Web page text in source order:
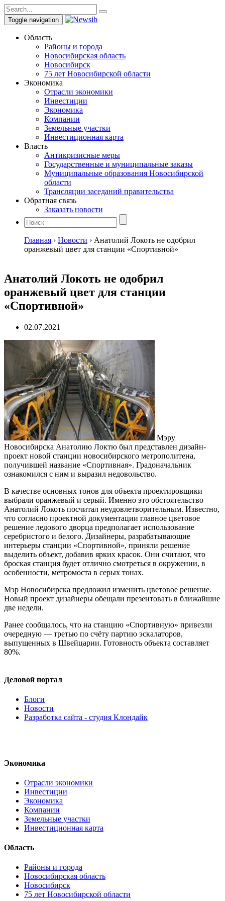
Toggle navigation
Область
Районы и города
Новосибирская область
Новосибирск
75 лет Новосибирской области
Экономика
Отрасли экономики
Инвестиции
Экономика
Компании
Земельные участки
Инвестиционная карта
Власть
Антикризисные меры
Государственные и муниципальные заказы
Муниципальные образования Новосибирской
области
Трансляции заседаний правительства
Обратная связь
Заказать новости
Главная › Новости › Анатолий Локоть не одобрил
оранжевый цвет для станции «Спортивной»
Анатолий Локоть не одобрил
оранжевый цвет для станции
«Спортивной»
02.07.2021
Мэру
Новосибирска Анатолию Локтю был представлен дизайн-
проект новой станции новосибирского метрополитена,
получившей название «Спортивная». Градоначальник
ознакомился с ним и выразил недовольство.
В качестве основных тонов для объекта проектировщики
выбрали оранжевый и серый. Именно это обстоятельство
Анатолий Локоть посчитал неудовлетворительным. Известно,
что согласно проектной документации главное цветовое
решение ледового дворца предполагает использование
серебристого и белого. Дизайнеры, разрабатывающие
интерьеры станции «Спортивной», приняли решение
выделить объект, добавив ярких красок. Они считают, что
броская станция будет отлично смотреться в окружении, в
особенности, метромоста в серых тонах.
Мэр Новосибирска предложил изменить цветовое решение.
Новый проект дизайнеры обещали презентовать в ближайшие
две недели.
Ранее сообщалось, что на станцию «Спортивную» привезли
очередную — третью по счёту партию эскалаторов,
выпущенных в Швейцарии. Готовность объекта составляет
80%.
Деловой портал
Блоги
Новости
Разработка сайта - студия Клондайк
Экономика
Отрасли экономики
Инвестиции
Экономика
Компании
Земельные участки
Инвестиционная карта
Область
Районы и города
Новосибирская область
Новосибирск
75 лет Новосибирской области